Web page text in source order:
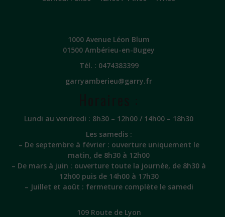
1000 Avenue Léon Blum
01500 Ambérieu-en-Bugey
Tél. : 0474383399
garryamberieu@garry.fr
Lundi au vendredi : 8h30 – 12h00 / 14h00 – 18h30
Les samedis :
– De septembre à février : ouverture uniquement le
matin, de 8h30 à 12h00
– De mars à juin : ouverture toute la journée, de 8h30 à
12h00 puis de 14h00 à 17h30
– Juillet et août : fermeture complète le samedi
109 Route de Lyon